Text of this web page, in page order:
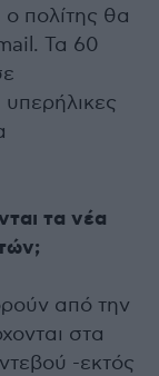
πολίτης θα
Τα 60
τα νέα
από την
στα
-εκτός